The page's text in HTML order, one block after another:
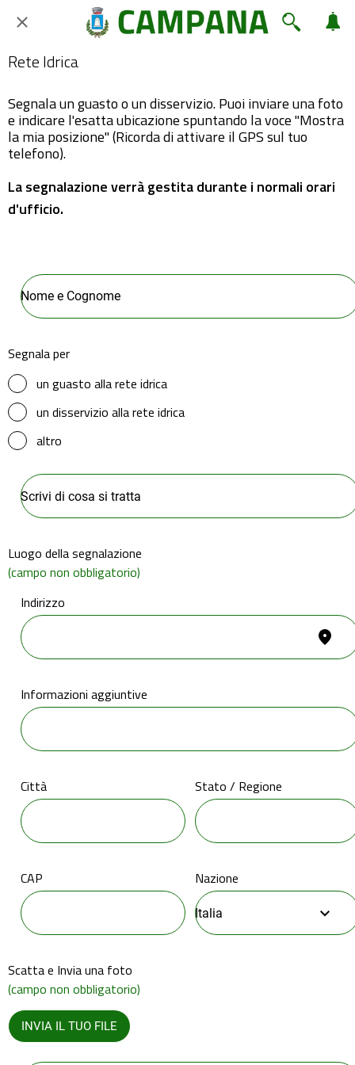
Rete Idrica
Segnala un guasto o un disservizio. Puoi inviare una foto
e indicare l'esatta ubicazione spuntando la voce "Mostra
la mia posizione" (Ricorda di attivare il GPS sul tuo
telefono).
La segnalazione verrà gestita durante i normali orari
d'ufficio.
Segnala per
un guasto alla rete idrica
un disservizio alla rete idrica
altro
Luogo della segnalazione
(campo non obbligatorio)
Indirizzo
Informazioni aggiuntive
Città Stato / Regione
CAP Nazione
Italia
Scatta e Invia una foto
(campo non obbligatorio)
INVIA IL TUO FILE